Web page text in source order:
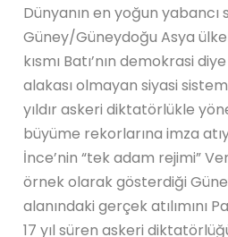
Dünyanın en yoğun
Güney/Güneydoğu Asya
kısmı Batı’nın demokrasi
alakası olmayan siyasi
yıldır askeri diktatörlükle
büyüme rekorlarına imza
İnce’nin “tek adam rejimi”
örnek olarak gösterdiği
alanındaki gerçek atılımını
17 yıl süren askeri